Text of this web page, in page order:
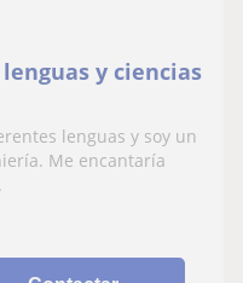
y ciencias
lenguas y soy un
Me encantaría